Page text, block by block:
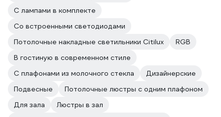
С лампами в комплекте
Со встроенными светодиодами
Потолочные накладные светильники Citilux
RGB
В гостиную в современном стиле
С плафонами из молочного стекла
Дизайнерские
Подвесные
Потолочные люстры с одним плафоном
Для зала
Люстры в зал